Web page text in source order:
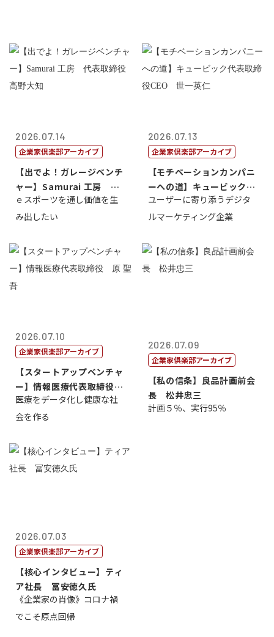
2026.07.14
企業家倶楽部アーカイブ
【出でよ！ガレージベンチ
ャー】Samurai 工房 代
表取締...
ｅスポーツを通し価値を生
み出したい
2026.07.13
企業家倶楽部アーカイブ
【モチベーションカンパニ
ーへの道】キュービック代
表取締役CE...
ユーザーに寄り添うデジタ
ルマーケティング企業
2026.07.10
企業家倶楽部アーカイブ
【スタートアップベンチャ
ー】情報医療代表取締役
原 聖吾
医療をデータ化し健康な社
会を作る
2026.07.09
企業家倶楽部アーカイブ
【私の信条】良品計画前会
長 松井忠三
計画５％、実行95％
2026.07.03
企業家倶楽部アーカイブ
【核心インタビュー】ティ
ア社長 冨安徳久氏
《企業家の肖像》コロナ禍
でこそ原点回帰